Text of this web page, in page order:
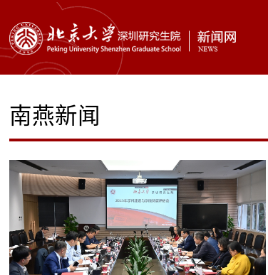
南燕新闻